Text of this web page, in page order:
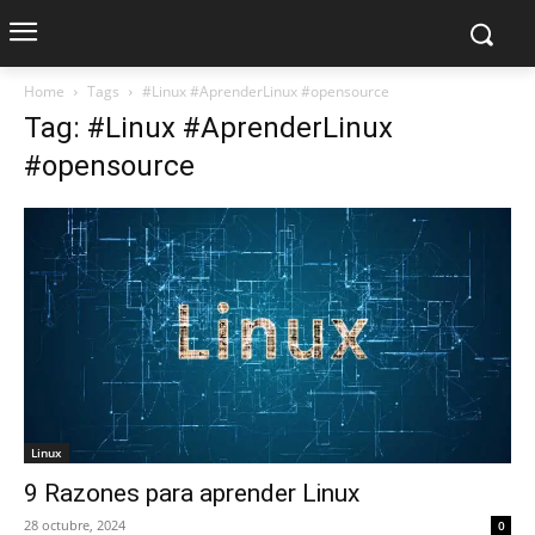
Home Tags #Linux #AprenderLinux #opensource
Tag: #Linux #AprenderLinux
#opensource
Linux
9 Razones para aprender Linux
28 octubre, 2024 0